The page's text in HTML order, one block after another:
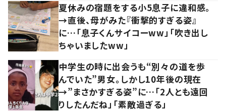
夏休みの宿題をする小5息子に違和感。
→直後、母がみた『衝撃的すぎる姿』
に…「息子くんサイコーww」「吹き出し
ちゃいましたww」
中学生の時に出会うも“別々の道を歩
んでいた”男女。しかし10年後の現在
→”まさかすぎる姿”に…「2人とも遠回
りしたんだね」「素敵過ぎる」